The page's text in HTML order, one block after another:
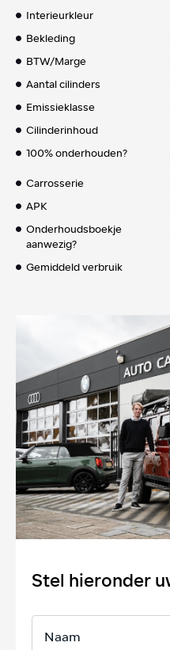
Interieurkleur
Bekleding
BTW/Marge
Aantal cilinders
Emissieklasse
Cilinderinhoud
100% onderhouden?
Carrosserie
APK
Onderhoudsboekje
aanwezig?
Gemiddeld verbruik
Stel hieronder